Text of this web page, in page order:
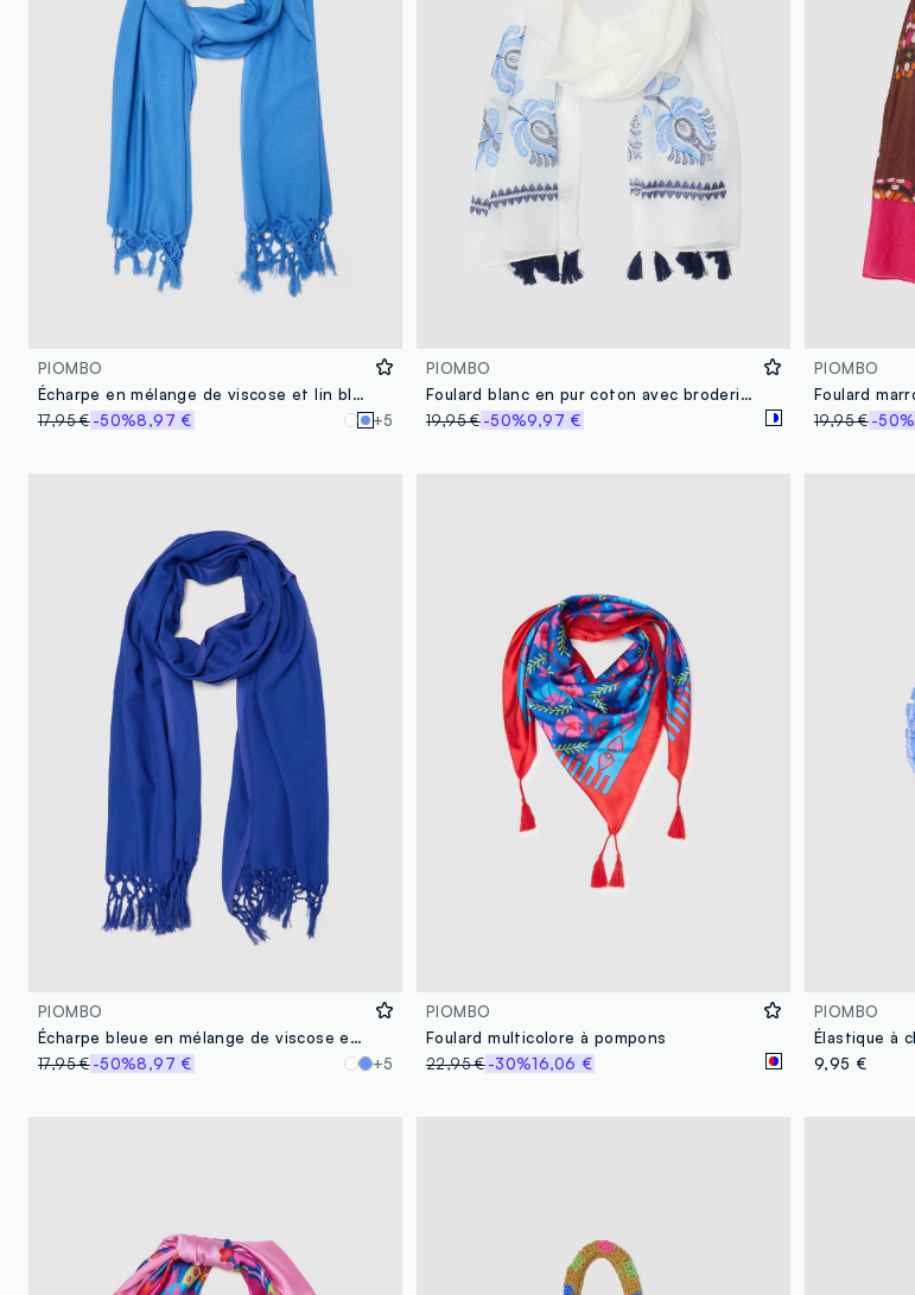
PIOMBO
Écharpe en mélange de viscose et lin bleu avec franges
17,95 €-50%8,97 € +5
PIOMBO
Foulard blanc en pur coton avec broderies florales bleues
19,95 €-50%9,97 €
PIOMBO
19,95 €-50%
PIOMBO
Écharpe bleue en mélange de viscose et lin avec franges
17,95 €-50%8,97 € +5
PIOMBO
Foulard multicolore à pompons
22,95 €-30%16,06 €
PIOMBO
Élastique à
9,95 €